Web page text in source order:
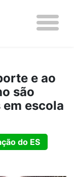
e ao
são
escola
do ES